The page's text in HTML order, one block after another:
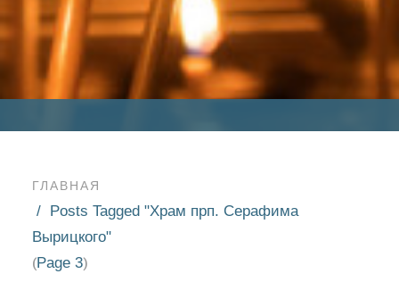
ГЛАВНАЯ
Posts Tagged "Храм прп. Серафима
Вырицкого"
(Page 3)